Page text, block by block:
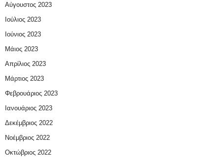
Αύγουστος 2023
Ιούλιος 2023
Ιούνιος 2023
Μάιος 2023
Απρίλιος 2023
Μάρτιος 2023
Φεβρουάριος 2023
Ιανουάριος 2023
Δεκέμβριος 2022
Νοέμβριος 2022
Οκτώβριος 2022